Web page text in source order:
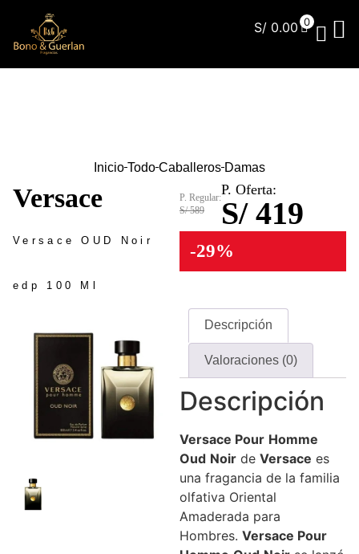
S/ 0.00 0
Inicio Todo Caballeros Damas
Versace
Versace OUD Noir
edp 100 Ml
P. Regular:
S/ 589
P. Oferta:
S/ 419
-29%
Descripción
Valoraciones (0)
Descripción
Versace Pour Homme
Oud Noir de Versace es
una fragancia de la familia
olfativa Oriental
Amaderada para
Hombres. Versace Pour